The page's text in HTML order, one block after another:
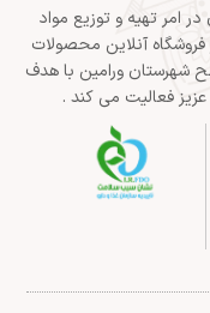
امر تهیه و توزیع مواد
آنلاین محصولات
شهرستان ورامین با هدف
فعالیت می کند .